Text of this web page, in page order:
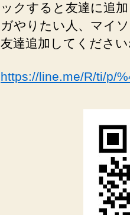
ックすると友達に追
ガやりたい人、マイ
友達追加してください
https://line.me/R/ti/p/